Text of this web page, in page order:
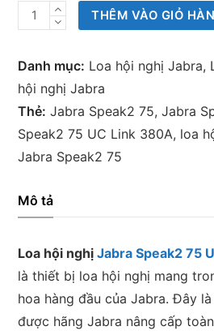
Loa
hội
nghị
Jabra
Speak2
75
UC,
380A
số
THÊM VÀO GIỎ
Danh mục: Loa hội nghị Jabra,
hội nghị Jabra
Thẻ: Jabra Speak2 75,Jabra
Speak2 75 UC Link 380A, loa
Jabra Speak2 75
Mô tả
Loa hội nghịJabra Speak2 75
là thiết bị loa hội nghị mang
hoa hàng đầu của Jabra. Đây
được hãng Jabra nâng cấp